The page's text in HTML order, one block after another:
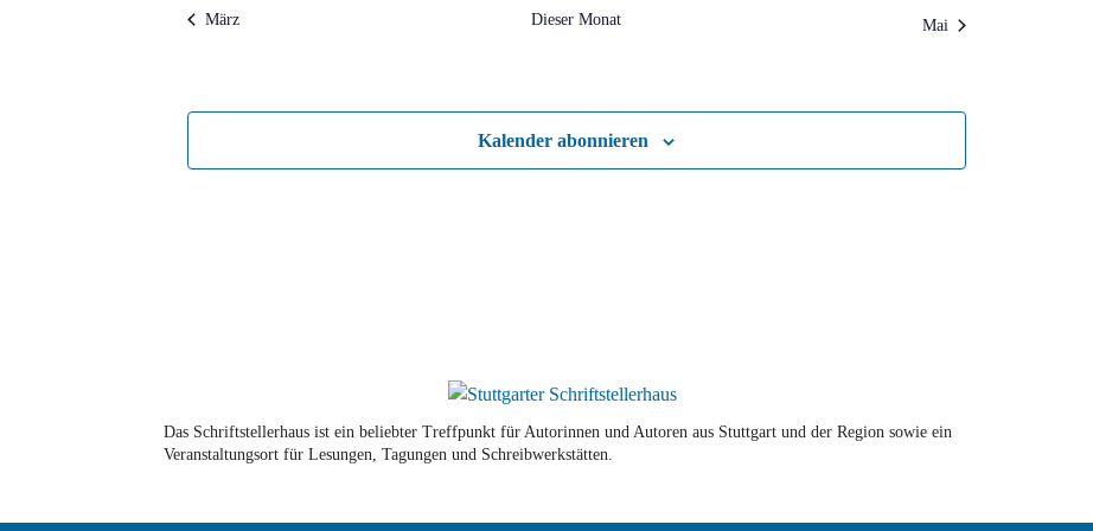
März Dieser Monat Mai
Kalender abonnieren
Das Schriftstellerhaus ist ein beliebter Treffpunkt für Autorinnen und Autoren aus Stuttgart und der Region sowie ein
Veranstaltungsort für Lesungen, Tagungen und Schreibwerkstätten.